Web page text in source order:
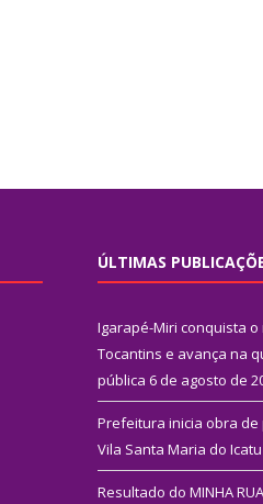
ÚLTIMAS
Igarapé-Miri conquista o
Tocantins e avança na
pública 6 de agosto de
Prefeitura inicia obra de
Vila Santa Maria do Icatu
Resultado do MINHA